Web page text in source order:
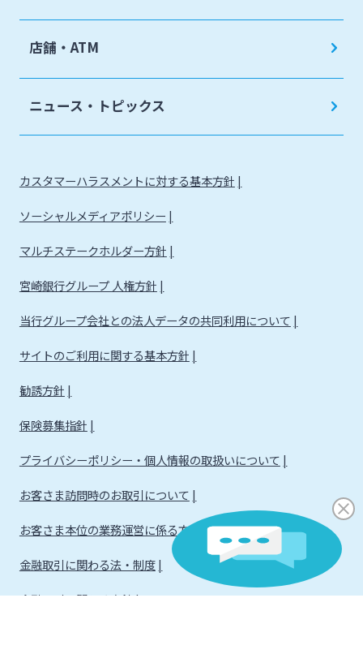
店舗・ATM
ニュース・トピックス
カスタマーハラスメントに対する基本方針
ソーシャルメディアポリシー
マルチステークホルダー方針
宮崎銀行グループ 人権方針
当行グループ会社との法人データの共同利用について
サイトのご利用に関する基本方針
勧誘方針
保険募集指針
プライバシーポリシー・個人情報の取扱いについて
お客さま訪問時のお取引について
お客さま本位の業務運営に係る方針
金融取引に関わる法・制度
金融取引に関わる方針